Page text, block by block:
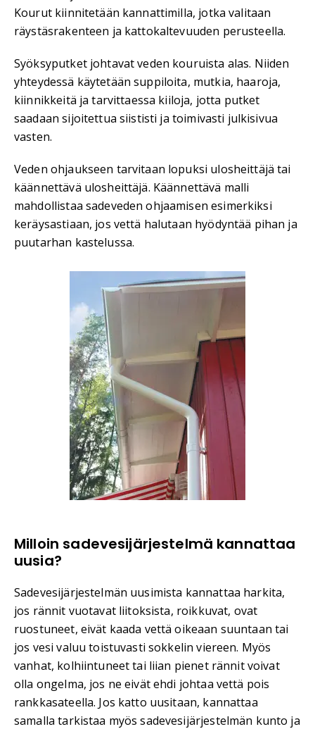
Kourut kiinnitetään kannattimilla, jotka valitaan
räystäsrakenteen ja kattokaltevuuden perusteella.
Syöksyputket johtavat veden kouruista alas. Niiden
yhteydessä käytetään suppiloita, mutkia, haaroja,
kiinnikkeitä ja tarvittaessa kiiloja, jotta putket
saadaan sijoitettua siististi ja toimivasti julkisivua
vasten.
Veden ohjaukseen tarvitaan lopuksi ulosheittäjä tai
käännettävä ulosheittäjä. Käännettävä malli
mahdollistaa sadeveden ohjaamisen esimerkiksi
keräysastiaan, jos vettä halutaan hyödyntää pihan ja
puutarhan kastelussa.
Milloin sadevesijärjestelmä kannattaa
uusia?
Sadevesijärjestelmän uusimista kannattaa harkita,
jos rännit vuotavat liitoksista, roikkuvat, ovat
ruostuneet, eivät kaada vettä oikeaan suuntaan tai
jos vesi valuu toistuvasti sokkelin viereen. Myös
vanhat, kolhiintuneet tai liian pienet rännit voivat
olla ongelma, jos ne eivät ehdi johtaa vettä pois
rankkasateella. Jos katto uusitaan, kannattaa
samalla tarkistaa myös sadevesijärjestelmän kunto ja